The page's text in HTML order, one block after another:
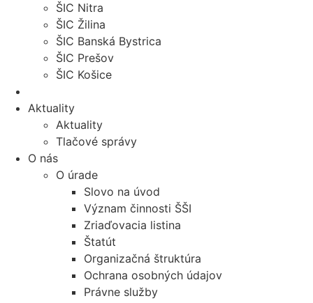
ŠIC Nitra
ŠIC Žilina
ŠIC Banská Bystrica
ŠIC Prešov
ŠIC Košice
Aktuality
Aktuality
Tlačové správy
O nás
O úrade
Slovo na úvod
Význam činnosti ŠŠI
Zriaďovacia listina
Štatút
Organizačná štruktúra
Ochrana osobných údajov
Právne služby